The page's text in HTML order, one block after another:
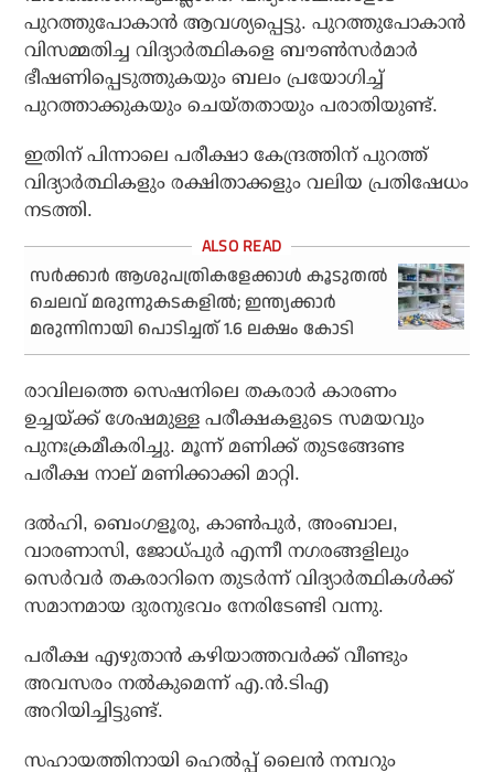
പുറത്തുപോകാന്‍ ആവശ്യപ്പെട്ടു. പുറത്തുപോകാന്‍
വിസമ്മതിച്ച വിദ്യാര്‍ത്ഥികളെ ബൗണ്‍സര്‍മാര്‍
ഭീഷണിപ്പെടുത്തുകയും ബലം പ്രയോഗിച്ച്
പുറത്താക്കുകയും ചെയ്തതായും പരാതിയുണ്ട്.
ഇതിന് പിന്നാലെ പരീക്ഷാ കേന്ദ്രത്തിന് പുറത്ത്
വിദ്യാര്‍ത്ഥികളും രക്ഷിതാക്കളും വലിയ പ്രതിഷേധം
നടത്തി.
സര്‍ക്കാര്‍ ആശുപത്രികളേക്കാള്‍ കൂടുതല്‍
ചെലവ് മരുന്നുകടകളില്‍; ഇന്ത്യക്കാര്‍
മരുന്നിനായി പൊടിച്ചത് 1.6 ലക്ഷം കോടി
രാവിലത്തെ സെഷനിലെ തകരാര്‍ കാരണം
ഉച്ചയ്ക്ക് ശേഷമുള്ള പരീക്ഷകളുടെ സമയവും
പുനഃക്രമീകരിച്ചു. മൂന്ന് മണിക്ക് തുടങ്ങേണ്ട
പരീക്ഷ നാല് മണിക്കാക്കി മാറ്റി.
ദല്‍ഹി, ബെംഗളൂരു, കാണ്‍പുര്‍, അംബാല,
വാരണാസി, ജോധ്പുര്‍ എന്നീ നഗരങ്ങളിലും
സെര്‍വര്‍ തകരാറിനെ തുടര്‍ന്ന് വിദ്യാര്‍ത്ഥികള്‍ക്ക്
സമാനമായ ദുരനുഭവം നേരിടേണ്ടി വന്നു.
പരീക്ഷ എഴുതാന്‍ കഴിയാത്തവര്‍ക്ക് വീണ്ടും
അവസരം നല്‍കുമെന്ന് എ.ന്‍.ടിഎ
അറിയിച്ചിട്ടുണ്ട്.
സഹായത്തിനായി ഹെല്‍പ്പ് ലെെന്‍ നമ്പറും